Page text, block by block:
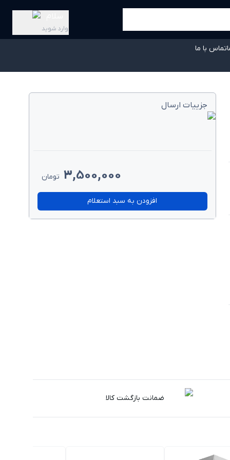
وارد شوید
تماس با ما
جزییات ارسال
3,500,000 تومان
افزودن به سبد استعلام
ضمانت بازگشت کالا